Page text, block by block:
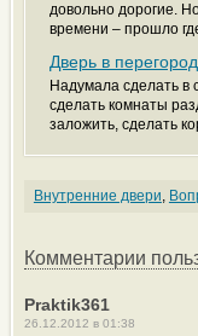
довольно дорогие.
времени – прошло
Дверь в
Надумала сделать в
сделать комнаты
заложить, сделать
Внутренние двери,
Комментарии
Praktik361
26.12.2012 в 01:38